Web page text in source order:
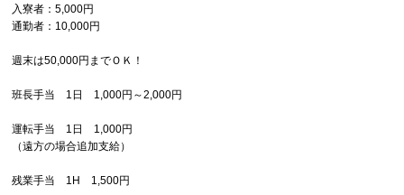
入寮者：5,000円​
通勤者：10,000円
週末は50,000円までＯＫ！
班長手当 1日 1,000円～2,000円
運転手当 1日 1,000円
（遠方の場合追加支給）
​残業手当 1H 1,500円